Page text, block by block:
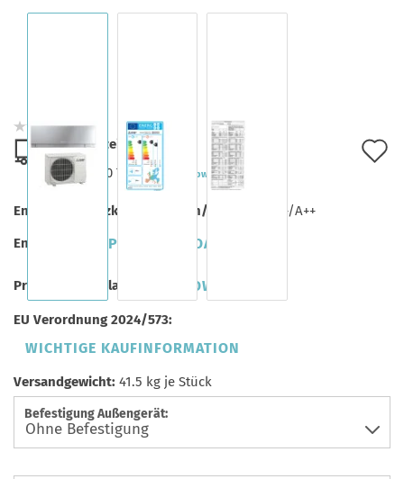
Lieferzeit:
ca. 7-10 Tage(Ausland abweichend)
Energieeffizienzklasse (Kühlen/Heizen):
A+++/A++
Energielabel:
PDF DOWNLOAD
Produktdatenblatt: PDF DOWNLOAD
EU Verordnung 2024/573:
WICHTIGE KAUFINFORMATION
Versandgewicht: 41.5 kg je Stück
Befestigung Außengerät: